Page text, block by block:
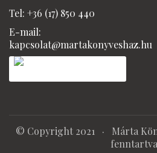
Tel: +36 (17) 850 440
E-mail:
kapcsolat@martakonyveshaz.hu
© Copyright 2021 · Márta